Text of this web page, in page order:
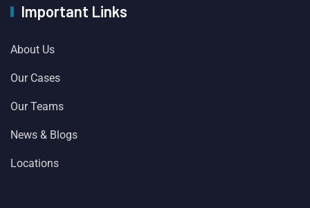
Important Links
About Us
Our Cases
Our Teams
News & Blogs
Locations